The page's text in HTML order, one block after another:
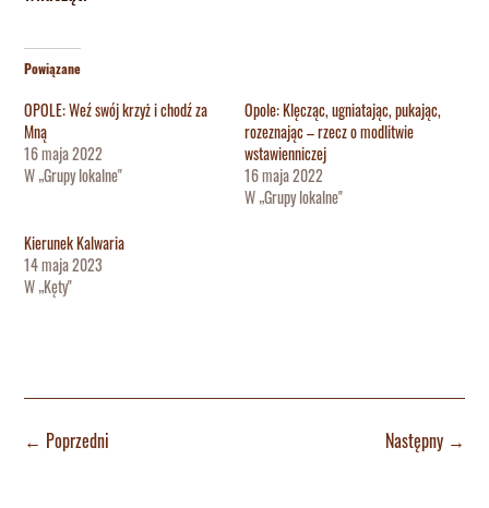
Powiązane
OPOLE: Weź swój krzyż i chodź za
Mną
16 maja 2022
W „Grupy lokalne"
Opole: Klęcząc, ugniatając, pukając,
rozeznając – rzecz o modlitwie
wstawienniczej
16 maja 2022
W „Grupy lokalne"
Kierunek Kalwaria
14 maja 2023
W „Kęty"
← Poprzedni Następny→